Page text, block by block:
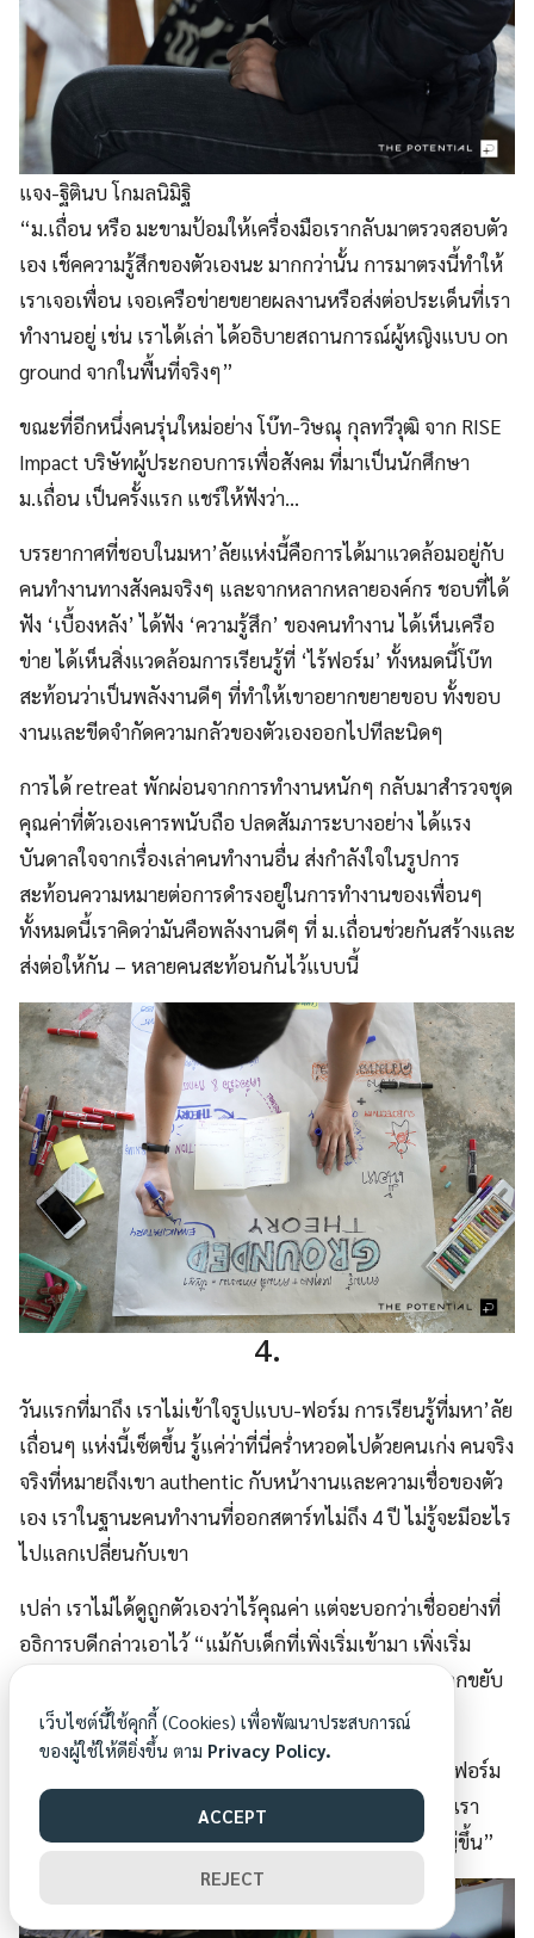
แจง-ฐิตินบ โกมลนิมิฐิ
“ม.เถื่อน หรือ มะขามป้อมให้เครื่องมือเรากลับมาตรวจสอบตัว
เอง เช็คความรู้สึกของตัวเองนะ มากกว่านั้น การมาตรงนี้ทำให้
เราเจอเพื่อน เจอเครือข่ายขยายผลงานหรือส่งต่อประเด็นที่เรา
ทำงานอยู่ เช่น เราได้เล่า ได้อธิบายสถานการณ์ผู้หญิงแบบ on
ground จากในพื้นที่จริงๆ”
ขณะที่อีกหนึ่งคนรุ่นใหม่อย่าง โบ๊ท-วิษณุ กุลทวีวุฒิ จาก RISE
Impact บริษัทผู้ประกอบการเพื่อสังคม ที่มาเป็นนักศึกษา
ม.เถื่อน เป็นครั้งแรก แชร์ให้ฟังว่า…
บรรยากาศที่ชอบในมหา’ลัยแห่งนี้คือการได้มาแวดล้อมอยู่กับ
คนทำงานทางสังคมจริงๆ และจากหลากหลายองค์กร ชอบที่ได้
ฟัง ‘เบื้องหลัง’ ได้ฟัง ‘ความรู้สึก’ ของคนทำงาน ได้เห็นเครือ
ข่าย ได้เห็นสิ่งแวดล้อมการเรียนรู้ที่ ‘ไร้ฟอร์ม’ ทั้งหมดนี้โบ๊ท
สะท้อนว่าเป็นพลังงานดีๆ ที่ทำให้เขาอยากขยายขอบ ทั้งขอบ
งานและขีดจำกัดความกลัวของตัวเองออกไปทีละนิดๆ
การได้ retreat พักผ่อนจากการทำงานหนักๆ กลับมาสำรวจชุด
คุณค่าที่ตัวเองเคารพนับถือ ปลดสัมภาระบางอย่าง ได้แรง
บันดาลใจจากเรื่องเล่าคนทำงานอื่น ส่งกำลังใจในรูปการ
สะท้อนความหมายต่อการดำรงอยู่ในการทำงานของเพื่อนๆ
ทั้งหมดนี้เราคิดว่ามันคือพลังงานดีๆ ที่ ม.เถื่อนช่วยกันสร้างและ
ส่งต่อให้กัน – หลายคนสะท้อนกันไว้แบบนี้
4.
วันแรกที่มาถึง เราไม่เข้าใจรูปแบบ-ฟอร์ม การเรียนรู้ที่มหา’ลัย
เถื่อนๆ แห่งนี้เซ็ตขึ้น รู้แค่ว่าที่นี่คร่ำหวอดไปด้วยคนเก่ง คนจริง
จริงที่หมายถึงเขา authentic กับหน้างานและความเชื่อของตัว
เอง เราในฐานะคนทำงานที่ออกสตาร์ทไม่ถึง 4 ปี ไม่รู้จะมีอะไร
ไปแลกเปลี่ยนกับเขา
เปล่า เราไม่ได้ดูถูกตัวเองว่าไร้คุณค่า แต่จะบอกว่าเชื่ออย่างที่
อธิการบดีกล่าวเอาไว้ “แม้กับเด็กที่เพิ่งเริ่มเข้ามา เพิ่งเริ่ม
ทำงาน ไม่ใช่แค่เขาได้สนุกกับบรรยากาศของวง แต่จะถูกขยับ
ถูกเขย่าให้ชัดเจนขึ้นด้วย”
ตรงนี้ทำให้คิดถึงคำของโบ๊ท “มันเป็นการเรียนรู้แบบไร้ฟอร์ม
แต่สิ่งแวดล้อมหรือ ecosystem มันดีมากนะ มันผลักให้เรา
อยากขยายขอบตัวเองออกไปทำอะไรที่ท้าทายและใหญ่ขึ้น”
เว็บไซต์นี้ใช้คุกกี้ (Cookies) เพื่อพัฒนาประสบการณ์
ของผู้ใช้ให้ดียิ่งขึ้น ตาม Privacy Policy.
ACCEPT
REJECT